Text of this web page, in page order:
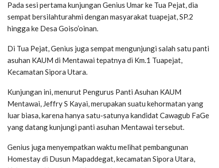
Pada sesi pertama kunjungan Genius Umar ke Tua Pejat, dia
sempat bersilahturahmi dengan masyarakat tuapejat, SP.2
hingga ke Desa Goiso’oinan.
Di Tua Pejat, Genius juga sempat mengunjungi salah satu panti
asuhan KAUM di Mentawai tepatnya di Km.1 Tuapejat,
Kecamatan Sipora Utara.
Kunjungan ini, menurut Pengurus Panti Asuhan KAUM
Mentawai, Jeffry S Kayai, merupakan suatu kehormatan yang
luar biasa, karena hanya satu-satunya kandidat Cawagub FaGe
yang datang kunjungi panti asuhan Mentawai tersebut.
Genius juga menyempatkan waktu melihat pembangunan
Homestay di Dusun Mapaddegat, kecamatan Sipora Utara,